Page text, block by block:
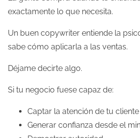
exactamente lo que necesita.
Un buen copywriter entiende la
sabe cómo aplicarla a las ventas.
Déjame decirte algo.
Si tu negocio fuese capaz de:
Captar la atención de tu cliente
Generar confianza desde el